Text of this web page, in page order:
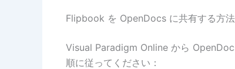
Flipbook を OpenDocs に共有する方法
Visual Paradigm Online から
順に従ってください：